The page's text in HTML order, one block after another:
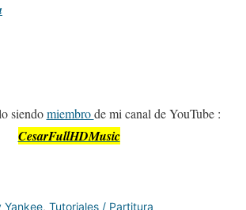
siendomiembrode mi canal de YouTube :
CesarFullHDMusic
Yankee, Tutoriales / Partitura